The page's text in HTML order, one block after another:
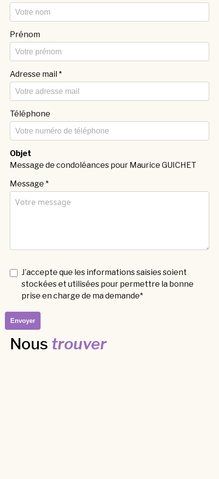
Prénom
Adresse mail*
Téléphone
Objet
Message de condoléances pour Maurice GUICHET
Message *
J’accepte que les informations saisies soient
stockées et utilisées pour permettre la bonne
prise en charge de ma demande*
Nous trouver